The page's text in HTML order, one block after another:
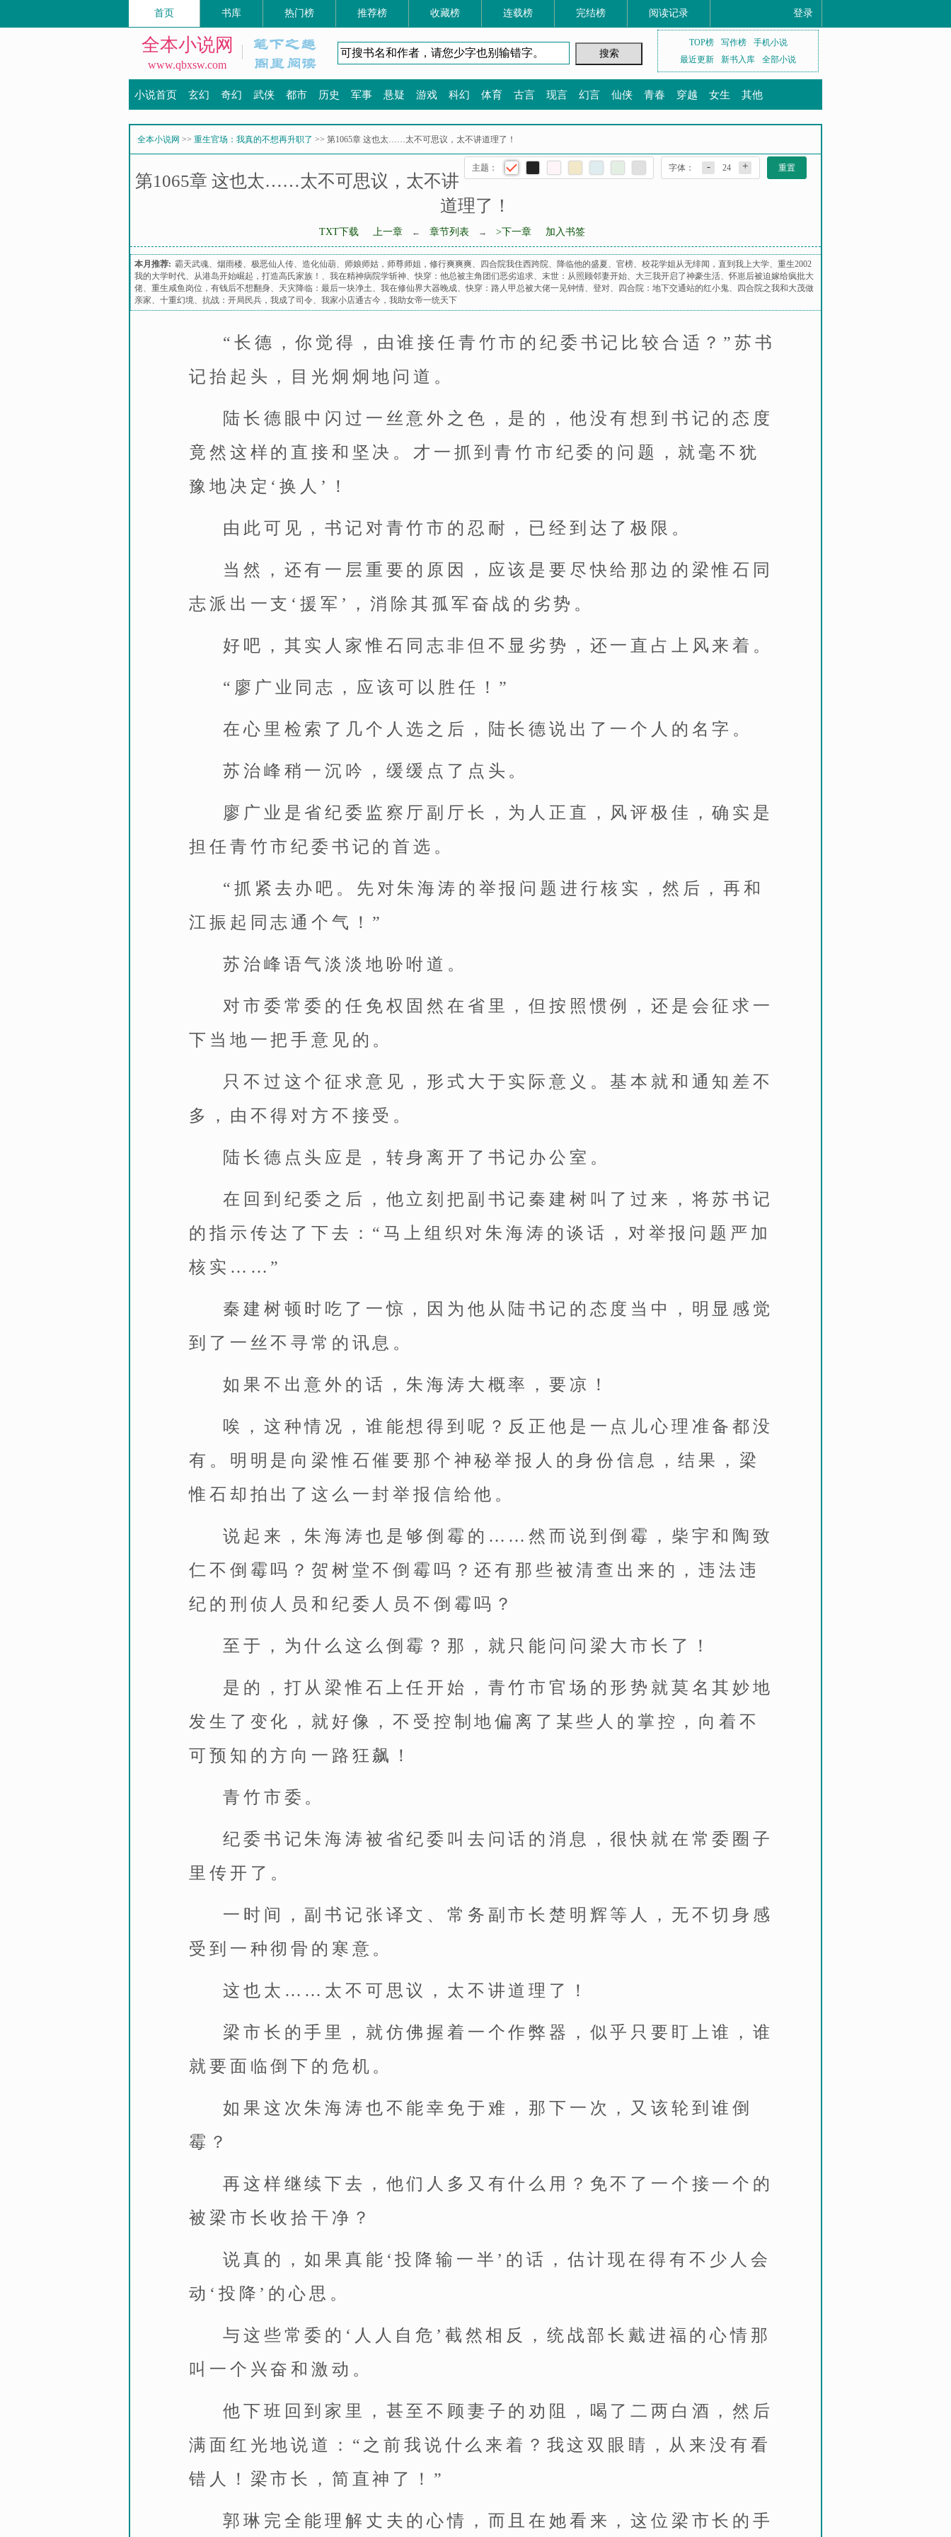
首页 书库 热门榜 推荐榜 收藏榜 连载榜 完结榜 阅读记录 登录
全本小说网
www.qbxsw.com
TOP榜 写作榜
手机小说
最近更新
新书入库 全部小说
小说首页 玄幻 奇幻 武侠 都市 历史 军事 悬疑 游戏 科幻 体育 古言 现言 幻言 仙侠 青春 穿越 女生 其他
全本小说网 >> 重生官场：我真的不想再升职了 >> 第1065章 这也太……太不可思议，太不讲道理了！
主题： 字体： - 24 + 重置
第1065章 这也太……太不可思议，太不讲
道理了！
TXT下载 上一章 ← 章节列表 → >下一章 加入书签
本月推荐: 霸天武魂、 烟雨楼、 极恶仙人传、 造化仙葫、 师娘师姑，师尊师姐，修行爽爽爽、 四合院我住西跨院、 降临他的盛夏、 官榜、 校花学姐从无绯闻，直到我上大学、 重生2002
我的大学时代、 从港岛开始崛起，打造高氏家族！ 、 我在精神病院学斩神、快穿：他总被主角团们恶劣追求、 末世：从照顾邻妻开始、 大三我开启了神豪生活、怀崽后被迫嫁给疯批大
佬、 重生咸鱼岗位，有钱后不想翻身、 天灾降临：最后一块净土、 我在修仙界大器晚成、快穿：路人甲总被大佬一见钟情、 登对、 四合院：地下交通站的红小鬼、
四合院之我和大茂做
亲家、 十重幻境、 抗战：开局民兵，我成了司令、 我家小店通古今，我助女帝一统天下
“长德，你觉得，由谁接任青竹市的纪委书记比较合适？”苏书
记抬起头，目光炯炯地问道。
陆长德眼中闪过一丝意外之色，是的，他没有想到书记的态度
竟然这样的直接和坚决。才一抓到青竹市纪委的问题，就毫不犹
豫地决定‘换人’！
由此可见，书记对青竹市的忍耐，已经到达了极限。
当然，还有一层重要的原因，应该是要尽快给那边的梁惟石同
志派出一支‘援军’，消除其孤军奋战的劣势。
好吧，其实人家惟石同志非但不显劣势，还一直占上风来着。
“廖广业同志，应该可以胜任！”
在心里检索了几个人选之后，陆长德说出了一个人的名字。
苏治峰稍一沉吟，缓缓点了点头。
廖广业是省纪委监察厅副厅长，为人正直，风评极佳，确实是
担任青竹市纪委书记的首选。
“抓紧去办吧。先对朱海涛的举报问题进行核实，然后，再和
江振起同志通个气！”
苏治峰语气淡淡地吩咐道。
对市委常委的任免权固然在省里，但按照惯例，还是会征求一
下当地一把手意见的。
只不过这个征求意见，形式大于实际意义。基本就和通知差不
多，由不得对方不接受。
陆长德点头应是，转身离开了书记办公室。
在回到纪委之后，他立刻把副书记秦建树叫了过来，将苏书记
的指示传达了下去：“马上组织对朱海涛的谈话，对举报问题严加
核实……”
秦建树顿时吃了一惊，因为他从陆书记的态度当中，明显感觉
到了一丝不寻常的讯息。
如果不出意外的话，朱海涛大概率，要凉！
唉，这种情况，谁能想得到呢？反正他是一点儿心理准备都没
有。明明是向梁惟石催要那个神秘举报人的身份信息，结果，梁
惟石却拍出了这么一封举报信给他。
说起来，朱海涛也是够倒霉的……然而说到倒霉，柴宇和陶致
仁不倒霉吗？贺树堂不倒霉吗？还有那些被清查出来的，违法违
纪的刑侦人员和纪委人员不倒霉吗？
至于，为什么这么倒霉？那，就只能问问梁大市长了！
是的，打从梁惟石上任开始，青竹市官场的形势就莫名其妙地
发生了变化，就好像，不受控制地偏离了某些人的掌控，向着不
可预知的方向一路狂飙！
青竹市委。
纪委书记朱海涛被省纪委叫去问话的消息，很快就在常委圈子
里传开了。
一时间，副书记张译文、常务副市长楚明辉等人，无不切身感
受到一种彻骨的寒意。
这也太……太不可思议，太不讲道理了！
梁市长的手里，就仿佛握着一个作弊器，似乎只要盯上谁，谁
就要面临倒下的危机。
如果这次朱海涛也不能幸免于难，那下一次，又该轮到谁倒
霉？
再这样继续下去，他们人多又有什么用？免不了一个接一个的
被梁市长收拾干净？
说真的，如果真能‘投降输一半’的话，估计现在得有不少人会
动‘投降’的心思。
与这些常委的‘人人自危’截然相反，统战部长戴进福的心情那
叫一个兴奋和激动。
他下班回到家里，甚至不顾妻子的劝阻，喝了二两白酒，然后
满面红光地说道：“之前我说什么来着？我这双眼睛，从来没有看
错人！梁市长，简直神了！”
郭琳完全能理解丈夫的心情，而且在她看来，这位梁市长的手